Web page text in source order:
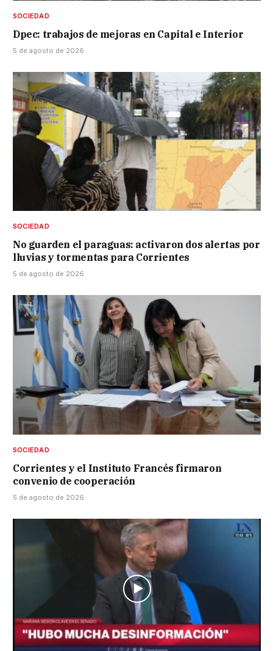
SOCIEDAD
Dpec: trabajos de mejoras en Capital e Interior
5 de agosto de 2026
SOCIEDAD
No guarden el paraguas: activaron dos alertas por
lluvias y tormentas para Corrientes
5 de agosto de 2026
SOCIEDAD
Corrientes y el Instituto Francés firmaron
convenio de cooperación
5 de agosto de 2026